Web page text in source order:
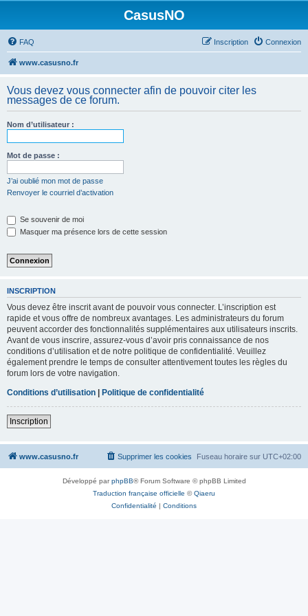
CasusNO
FAQ Connexion
Inscription
www.casusno.fr
Vous devez vous connecter afin de pouvoir citer les
messages de ce forum.
Nom d’utilisateur :
Mot de passe :
J’ai oublié mon mot de passe
Renvoyer le courriel d’activation
Se souvenir de moi
Masquer ma présence lors de cette session
INSCRIPTION
Vous devez être inscrit avant de pouvoir vous connecter. L’inscription est
rapide et vous offre de nombreux avantages. Les administrateurs du forum
peuvent accorder des fonctionnalités supplémentaires aux utilisateurs inscrits.
Avant de vous inscrire, assurez-vous d’avoir pris connaissance de nos
conditions d’utilisation et de notre politique de confidentialité. Veuillez
également prendre le temps de consulter attentivement toutes les règles du
forum lors de votre navigation.
Conditions d’utilisation | Politique de confidentialité
Inscription
www.casusno.fr Fuseau horaire sur UTC+02:00
Supprimer les cookies
Développé parphpBB® Forum Software © phpBB Limited
Traduction française officielle ©Qiaeru
Confidentialité | Conditions